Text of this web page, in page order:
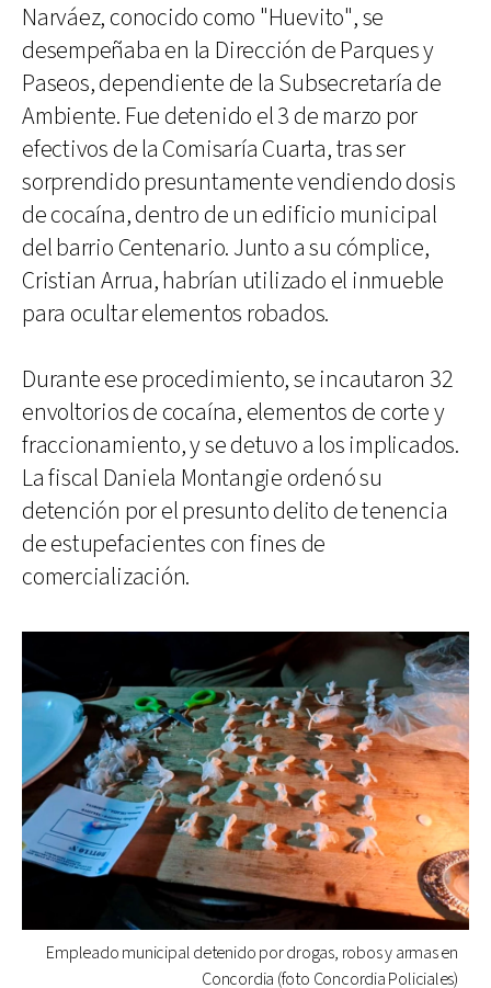
Narváez, conocido como "Huevito", se
desempeñaba en la Dirección de Parques y
Paseos, dependiente de la Subsecretaría de
Ambiente. Fue detenido el 3 de marzo por
efectivos de la Comisaría Cuarta, tras ser
sorprendido presuntamente vendiendo dosis
de cocaína, dentro de un edificio municipal
del barrio Centenario. Junto a su cómplice,
Cristian Arrua, habrían utilizado el inmueble
para ocultar elementos robados.
Durante ese procedimiento, se incautaron 32
envoltorios de cocaína, elementos de corte y
fraccionamiento, y se detuvo a los implicados.
La fiscal Daniela Montangie ordenó su
detención por el presunto delito de tenencia
de estupefacientes con fines de
comercialización.
Empleado municipal detenido por drogas, robos y armas en
Concordia (foto Concordia Policiales)